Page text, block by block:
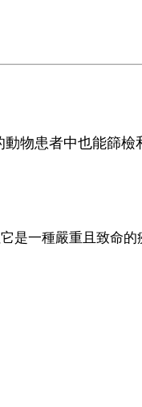
物患者中也能篩檢
是一種嚴重且致命